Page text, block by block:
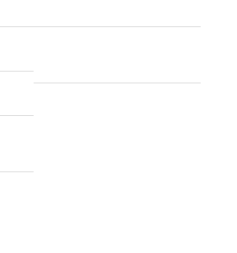
Farbe:Beige